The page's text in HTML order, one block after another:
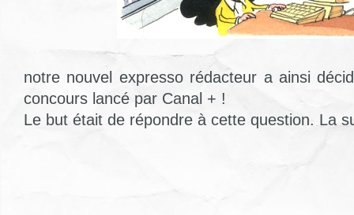
notre nouvel expresso rédacteur a ainsi
concours lancé par Canal + !
Le but était de répondre à cette question. La